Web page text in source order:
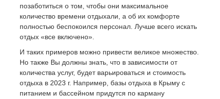
позаботиться о том, чтобы они максимальное
количество времени отдыхали, а об их комфорте
полностью беспокоился персонал. Лучше всего искать
отдых «все включено».
И таких примеров можно привести великое множество.
Но также Вы должны знать, что в зависимости от
количества услуг, будет варьироваться и стоимость
отдыха в 2023 г. Например, базы отдыха в Крыму с
питанием и бассейном придутся по карману